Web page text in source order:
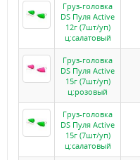
Груз-головка
DS Пуля Active
12г (7шт/уп)
ц:салатовый
Груз-головка
DS Пуля Active
15г (7шт/уп)
ц:розовый
Груз-головка
DS Пуля Active
15г (7шт/уп)
ц:салатовый